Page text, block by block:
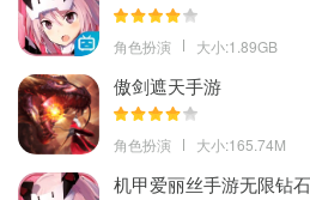
角色扮演 大小:1.89GB
傲剑遮天手游
角色扮演 大小:165.74M
机甲爱丽丝手游无限钻石